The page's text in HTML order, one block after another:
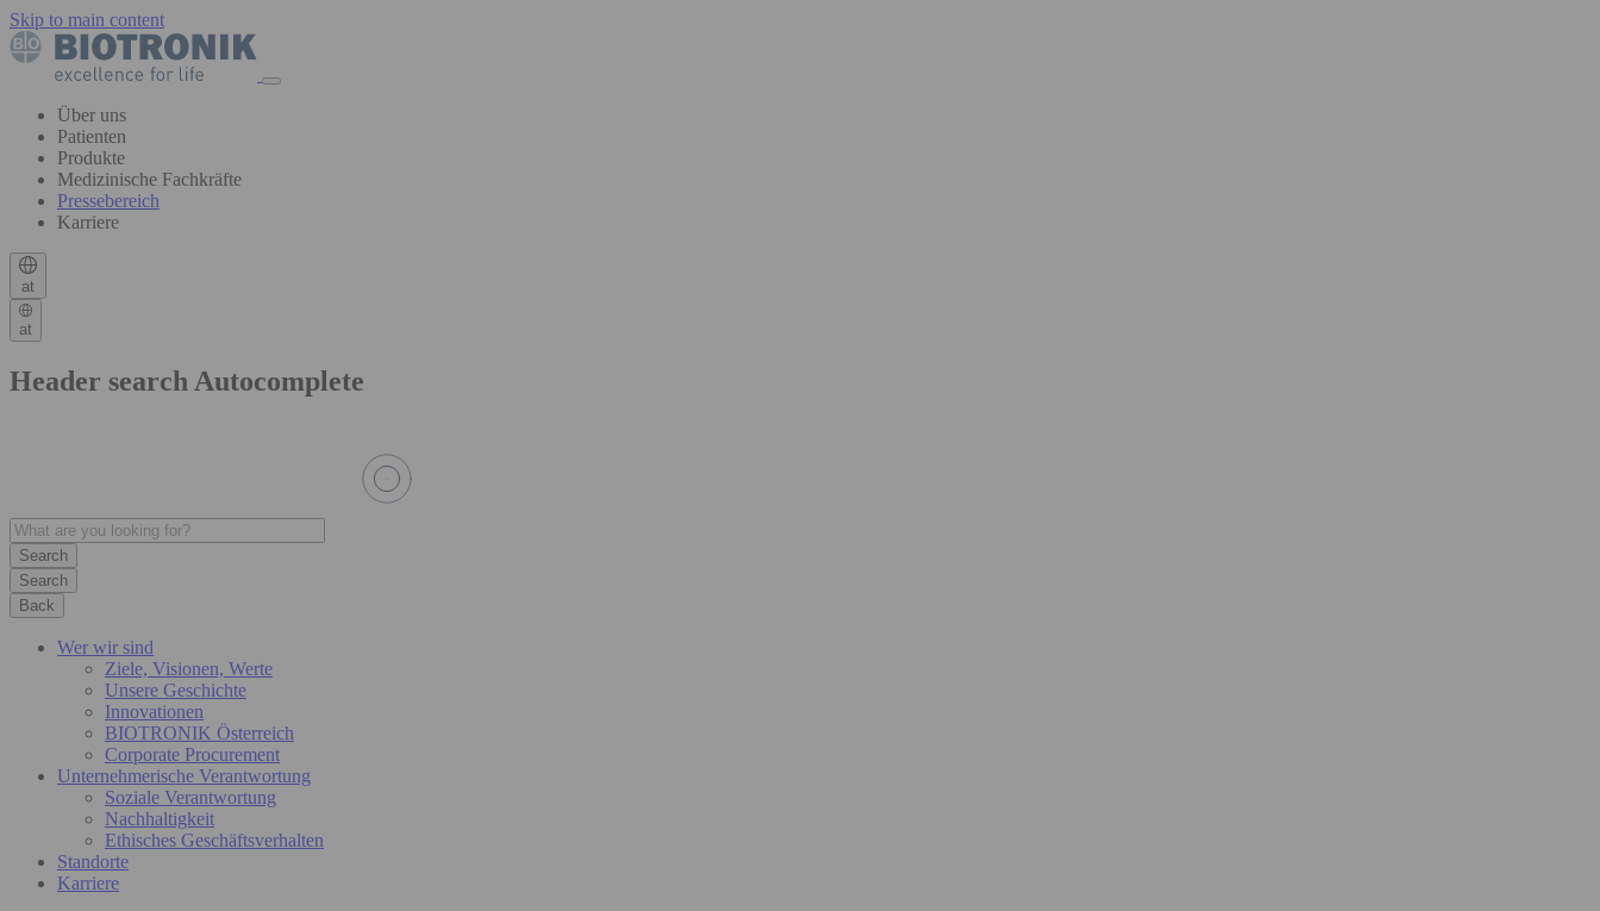
Skip to main content
Über uns
Patienten
Produkte
Medizinische Fachkräfte
Pressebereich
Karriere
at
at
Header search Autocomplete
Search
Back
Wer wir sind
Ziele, Visionen, Werte
Unsere Geschichte
Innovationen
BIOTRONIK Österreich
Corporate Procurement
Unternehmerische Verantwortung
Soziale Verantwortung
Nachhaltigkeit
Ethisches Geschäftsverhalten
Standorte
Karriere